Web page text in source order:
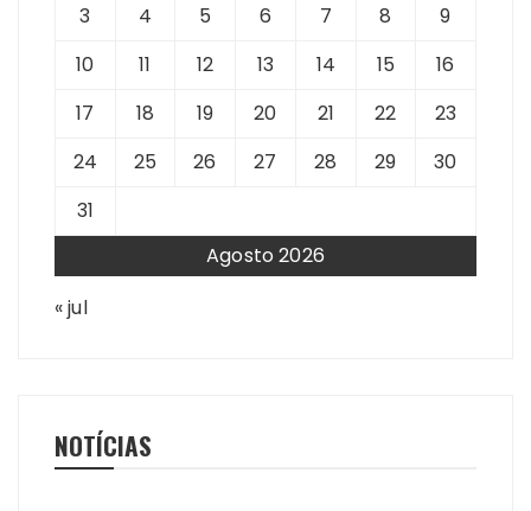
Agosto 2026
3
4 5 6 7 8
9
10
11 12 13 14 15
16
17
18 19 20 21 22
23
24
25 26 27 28 29
30
31
« jul
NOTÍCIAS